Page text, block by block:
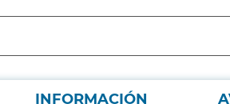
INFORMACIÓN